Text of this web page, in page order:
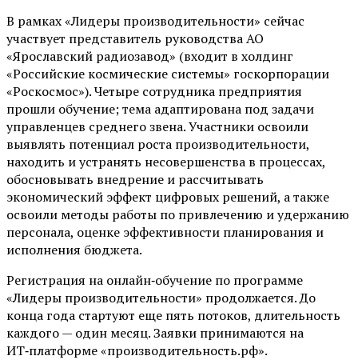
В рамках «Лидеры производительности» сейчас
участвует представитель руководства АО
«Ярославский радиозавод» (входит в холдинг
«Российские космические системы» госкорпорации
«Роскосмос»). Четыре сотрудника предприятия
прошли обучение; тема адаптирована под задачи
управленцев среднего звена. Участники освоили
выявлять потенциал роста производительности,
находить и устранять несовершенства в процессах,
обосновывать внедрение и рассчитывать
экономический эффект цифровых решений, а также
освоили методы работы по привлечению и удержанию
персонала, оценке эффективности планирования и
исполнения бюджета.
Регистрация на онлайн‑обучение по программе
«Лидеры производительности» продолжается. До
конца года стартуют еще пять потоков, длительность
каждого — один месяц. Заявки принимаются на
ИТ‑платформе «производительность.рф».